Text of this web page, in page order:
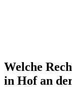
Welche
in Hof an